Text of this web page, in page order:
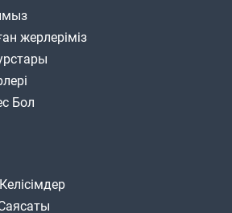
жерлеріміз
Бол